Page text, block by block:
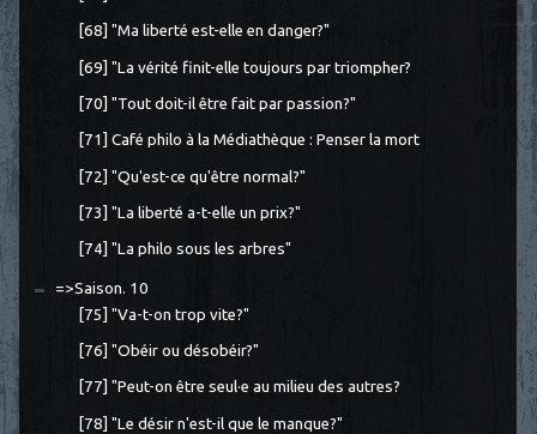
[68] "Ma liberté est-elle en danger?"
[69] "La vérité finit-elle toujours par triompher?
[70] "Tout doit-il être fait par passion?"
[71] Café philo à la Médiathèque : Penser la mort
[72] "Qu'est-ce qu'être normal?"
[73] "La liberté a-t-elle un prix?"
[74] "La philo sous les arbres"
=>Saison. 10
[75] "Va-t-on trop vite?"
[76] "Obéir ou désobéir?"
[77] "Peut-on être seul·e au milieu des autres?
[78] "Le désir n'est-il que le manque?"